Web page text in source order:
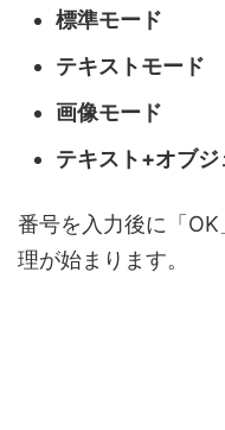
標準モード
テキストモード
画像モード
テキスト+オブ
番号を入力後に「
理が始まります。